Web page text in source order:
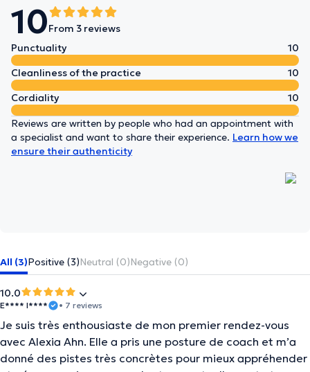
10From 3 reviews
Punctuality
10
Cleanliness of the practice
10
Cordiality
10
Reviews are written by people who had an appointment with
a specialist and want to share their experience. Learn how we
ensure their authenticity
All (3)Positive (3)Neutral (0)Negative (0)
10.0
E**** I**** • 7 reviews
Je suis très enthousiaste de mon premier rendez-vous
avec Alexia Ahn. Elle a pris une posture de coach et m’a
donné des pistes très concrètes pour mieux appréhender